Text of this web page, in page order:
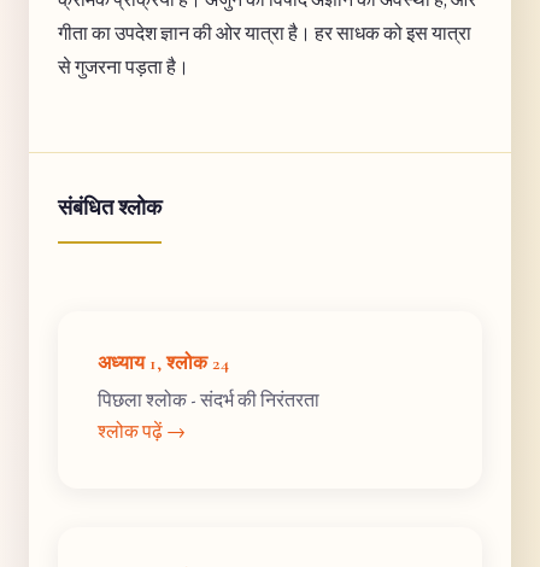
गीता का उपदेश ज्ञान की ओर यात्रा है। हर साधक को इस यात्रा
से गुजरना पड़ता है।
संबंधित श्लोक
अध्याय 1, श्लोक 24
पिछला श्लोक - संदर्भ की निरंतरता
श्लोक पढ़ें →